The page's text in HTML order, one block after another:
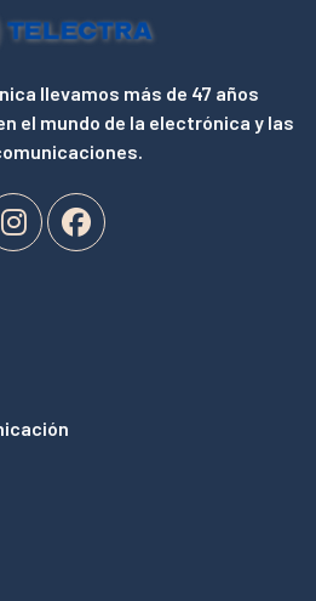
llevamos más de 47 años
el mundo de la electrónica y las